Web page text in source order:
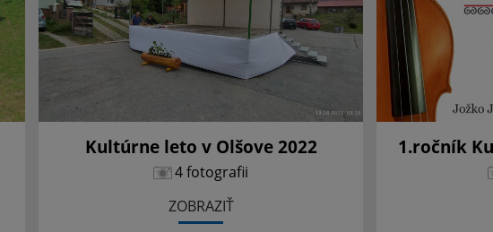
Kultúrne leto v Olšove 2022
4 fotografii
ZOBRAZIŤ
1.ročník